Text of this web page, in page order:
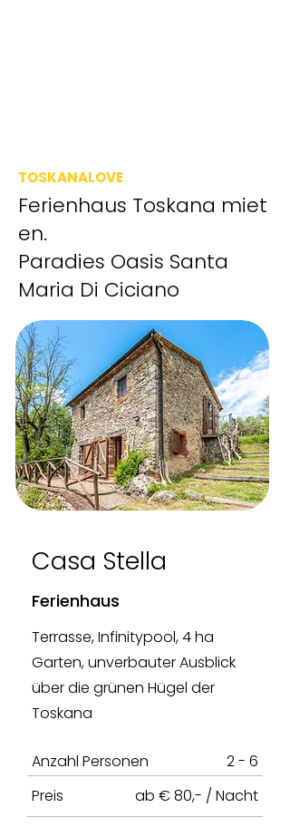
TOSKANALOVE
Ferienhaus Toskana miet
en.
Paradies Oasis Santa
Maria Di Ciciano
Casa Stella
Ferienhaus
Terrasse, Infinitypool, 4 ha
Garten, unverbauter Ausblick
über die grünen Hügel der
Toskana
2 - 6
ab € 80,- / Nacht
Anzahl Personen
Preis